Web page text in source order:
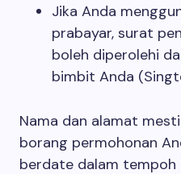
Jika Anda
prabayar, surat
boleh diperolehi
bimbit Anda
Nama dan alamat
borang permohonan
berdate dalam tempoh